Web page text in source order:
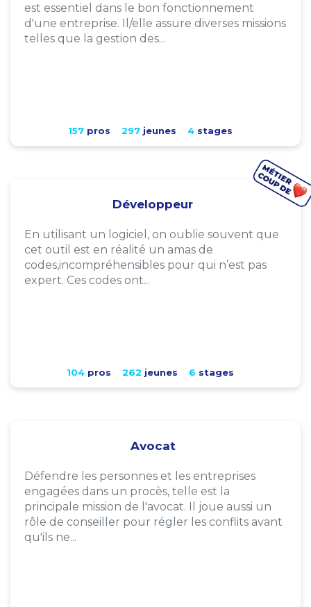
est essentiel dans le bon fonctionnement
d'une entreprise. Il/elle assure diverses missions
telles que la gestion des...
157pros 297jeunes 4stages
Développeur
En utilisant un logiciel, on oublie souvent que
cet outil est en réalité un amas de
codes,incompréhensibles pour qui n’est pas
expert. Ces codes ont...
104pros 262 jeunes 6 stages
Avocat
Défendre les personnes et les entreprises
engagées dans un procès, telle est la
principale mission de l'avocat. Il joue aussi un
rôle de conseiller pour régler les conflits avant
qu'ils ne...